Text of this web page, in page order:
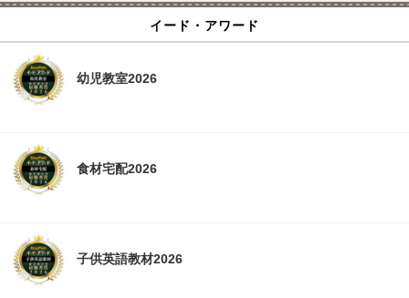
イード・アワード
幼児教室2026
食材宅配2026
子供英語教材2026